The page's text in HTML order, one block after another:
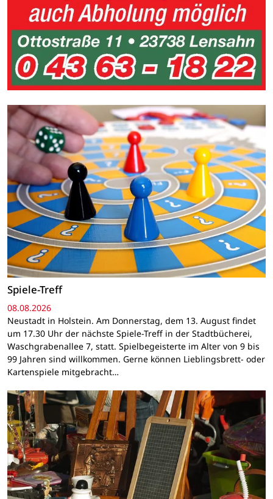
Spiele-Treff
08.08.2026
Neustadt in Holstein. Am Donnerstag, dem 13. August findet
um 17.30 Uhr der nächste Spiele-Treff in der Stadtbücherei,
Waschgrabenallee 7, statt. Spielbegeisterte im Alter von 9 bis
99 Jahren sind willkommen. Gerne können Lieblingsbrett- oder
Kartenspiele mitgebracht…